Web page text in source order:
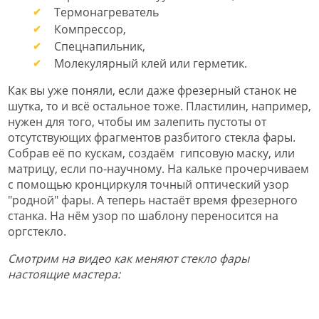
Термонагреватель
Компрессор,
Спецнапильник,
Молекулярный клей или герметик.
Как вы уже поняли, если даже фрезерный станок не
шутка, то и всё остальное тоже. Пластилин, например,
нужен для того, чтобы им залепить пустоты от
отсутствующих фрагментов разбитого стекла фары.
Собрав её по кускам, создаём гипсовую маску, или
матрицу, если по-научному. На кальке прочерчиваем
с помощью кронциркуля точный оптический узор
"родной" фары. А теперь настаёт время фрезерного
станка. На нём узор по шаблону переносится на
оргстекло.
Смотрим на видео как меняют стекло фары
настоящие мастера: